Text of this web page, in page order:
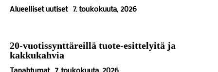
Alueelliset uutiset 7. toukokuuta, 2026
20-vuotissynttäreillä tuote-esittelyitä ja
kakkukahvia
Tapahtumat 7. toukokuuta, 2026